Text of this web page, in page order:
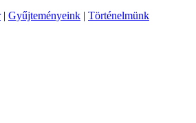
| Gyűjteményeink | Történelmünk